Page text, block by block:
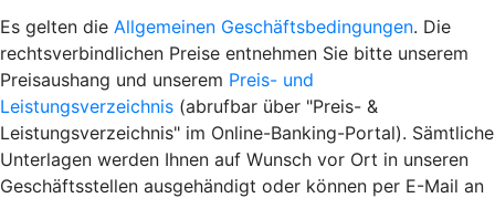
Es gelten die Allgemeinen Geschäftsbedingungen. Die
rechtsverbindlichen Preise entnehmen Sie bitte unserem
Preisaushang und unserem Preis- und
Leistungsverzeichnis (abrufbar über "Preis- &
Leistungsverzeichnis" im Online-Banking-Portal). Sämtliche
Unterlagen werden Ihnen auf Wunsch vor Ort in unseren
Geschäftsstellen ausgehändigt oder können per E-Mail an